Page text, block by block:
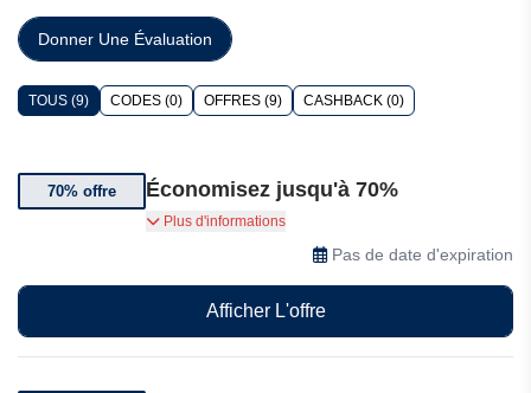
Donner Une Évaluation
TOUS (9) CODES (0) OFFRES (9) CASHBACK (0)
70% offre Économisez jusqu'à 70%
Jusqu'à 70% de réduction sur Joybuy pour le
Plus d'informations
Pas de date d'expiration
Afficher L'offre